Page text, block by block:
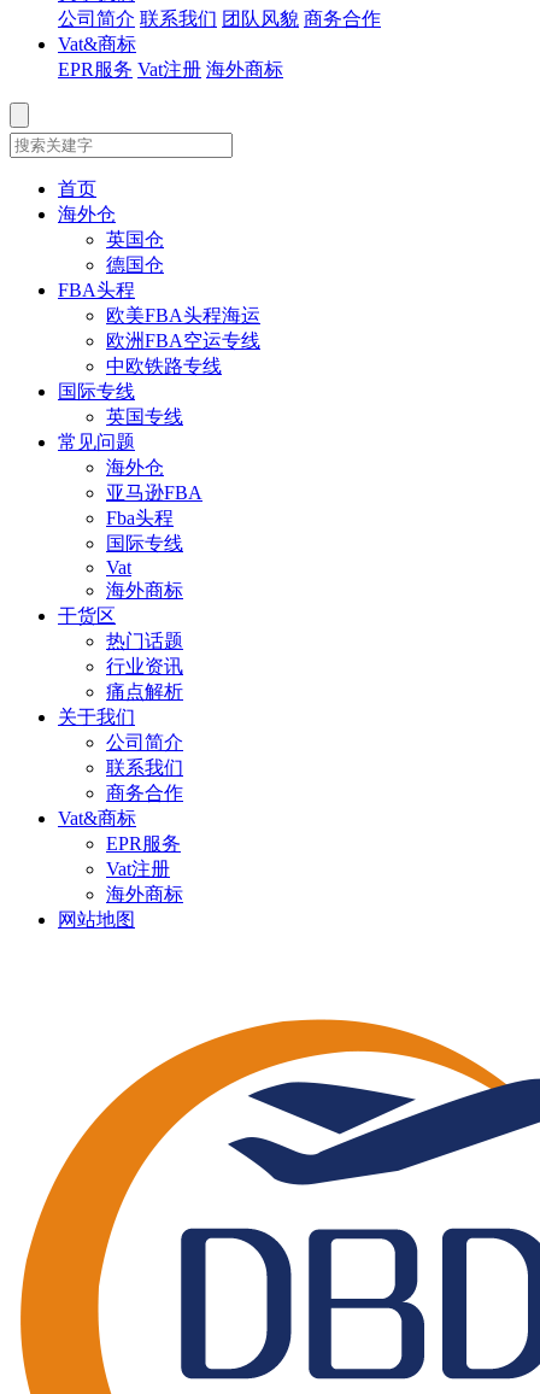
公司简介 联系我们 团队风貌 商务合作
Vat&商标
EPR服务 Vat注册 海外商标
首页
海外仓
英国仓
德国仓
FBA头程
欧美FBA头程海运
欧洲FBA空运专线
中欧铁路专线
国际专线
英国专线
常见问题
海外仓
亚马逊FBA
Fba头程
国际专线
Vat
海外商标
干货区
热门话题
行业资讯
痛点解析
关于我们
公司简介
联系我们
商务合作
Vat&商标
EPR服务
Vat注册
海外商标
网站地图